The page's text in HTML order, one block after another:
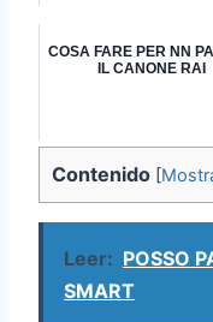
COSA FARE PER NN
IL CANONE RAI
Contenido [
Leer: POSSO
SMART